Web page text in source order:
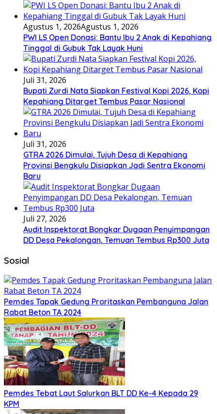
Agustus 1, 2026Agustus 1, 2026
PWI LS Open Donasi: Bantu Ibu 2 Anak di Kepahiang
Tinggal di Gubuk Tak Layak Huni
Juli 31, 2026
Bupati Zurdi Nata Siapkan Festival Kopi 2026, Kopi
Kepahiang Ditarget Tembus Pasar Nasional
Juli 31, 2026
GTRA 2026 Dimulai, Tujuh Desa di Kepahiang
Provinsi Bengkulu Disiapkan Jadi Sentra Ekonomi
Baru
Juli 27, 2026
Audit Inspektorat Bongkar Dugaan Penyimpangan
DD Desa Pekalongan, Temuan Tembus Rp300 Juta
Sosial
Pemdes Tapak Gedung Proritaskan Pembanguna Jalan
Rabat Beton TA 2024
Pemdes Tebat Laut Salurkan BLT DD Ke-4 Kepada 29
KPM